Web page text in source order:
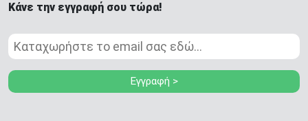
Κάνε την εγγραφή σου τώρα!
Εγγραφή >